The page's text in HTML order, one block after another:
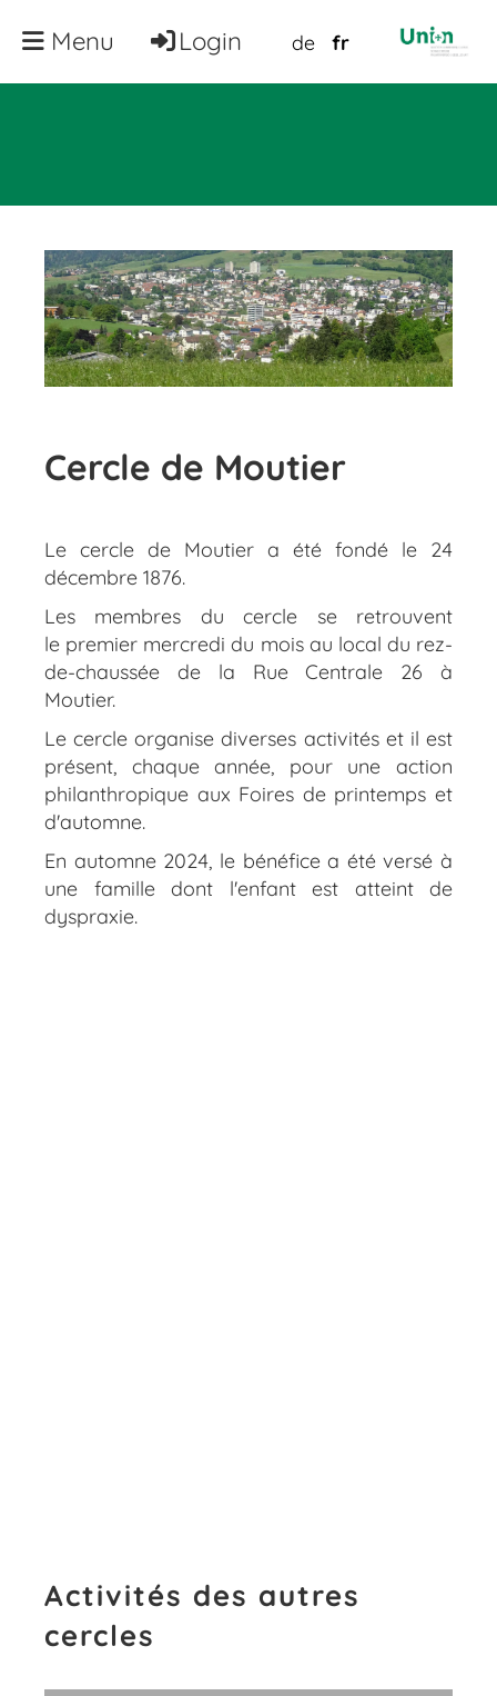
Login de fr
Menu
Cercle de Moutier
Le cercle de Moutier a été fondé le 24
décembre 1876.
Les membres du cercle se retrouvent
le premier mercredi du mois au local du rez-
de-chaussée de la Rue Centrale 26 à
Moutier.
Le cercle organise diverses activités et il est
présent, chaque année, pour une action
philanthropique aux Foires de printemps et
d'automne.
En automne 2024, le bénéfice a été versé à
une famille dont l'enfant est atteint de
dyspraxie.
Activités des autres
cercles